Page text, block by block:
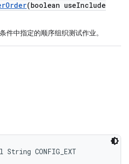
Order(boolean useInclude
件中指定的顺序组织测试作业。
CONFIG_EXT